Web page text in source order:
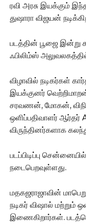
ரவி அரசு இயக்கும்
துஷாரா விஜயன்
படத்தின் பூஜை இன்று
ஃபிலிம்ஸ்
விழாவில் நடிகர்கள்
இயக்குனர்
சரவணன், மோகன்,
ஒளிப்பதிவாளர் ஆர்தர்
விருந்தினர்களாக
படப்பிடிப்பு
நடைபெறவுள்ளது.
மதகஜராஜாவின்
நடிகர் விஷால் மற்றும்
இணைகிறார்கள்.